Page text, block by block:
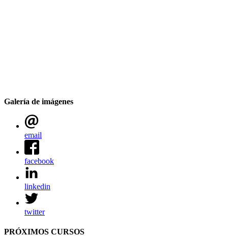
Galería de imágenes
email
facebook
linkedin
twitter
PRÓXIMOS CURSOS